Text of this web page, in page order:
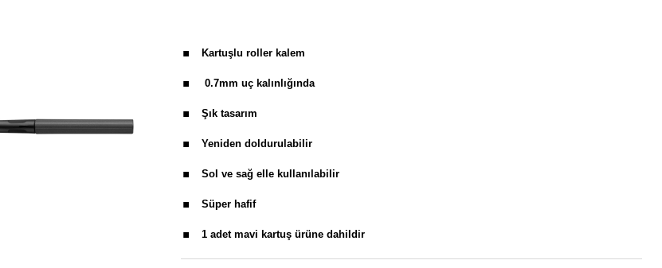
. Kartuşlu roller kalem
. 0.7mm uç kalınlığında
. Şık tasarım
. Yeniden doldurulabilir
. Sol ve sağ elle kullanılabilir
. Süper hafif
. 1 adet mavi kartuş ürüne dahildir